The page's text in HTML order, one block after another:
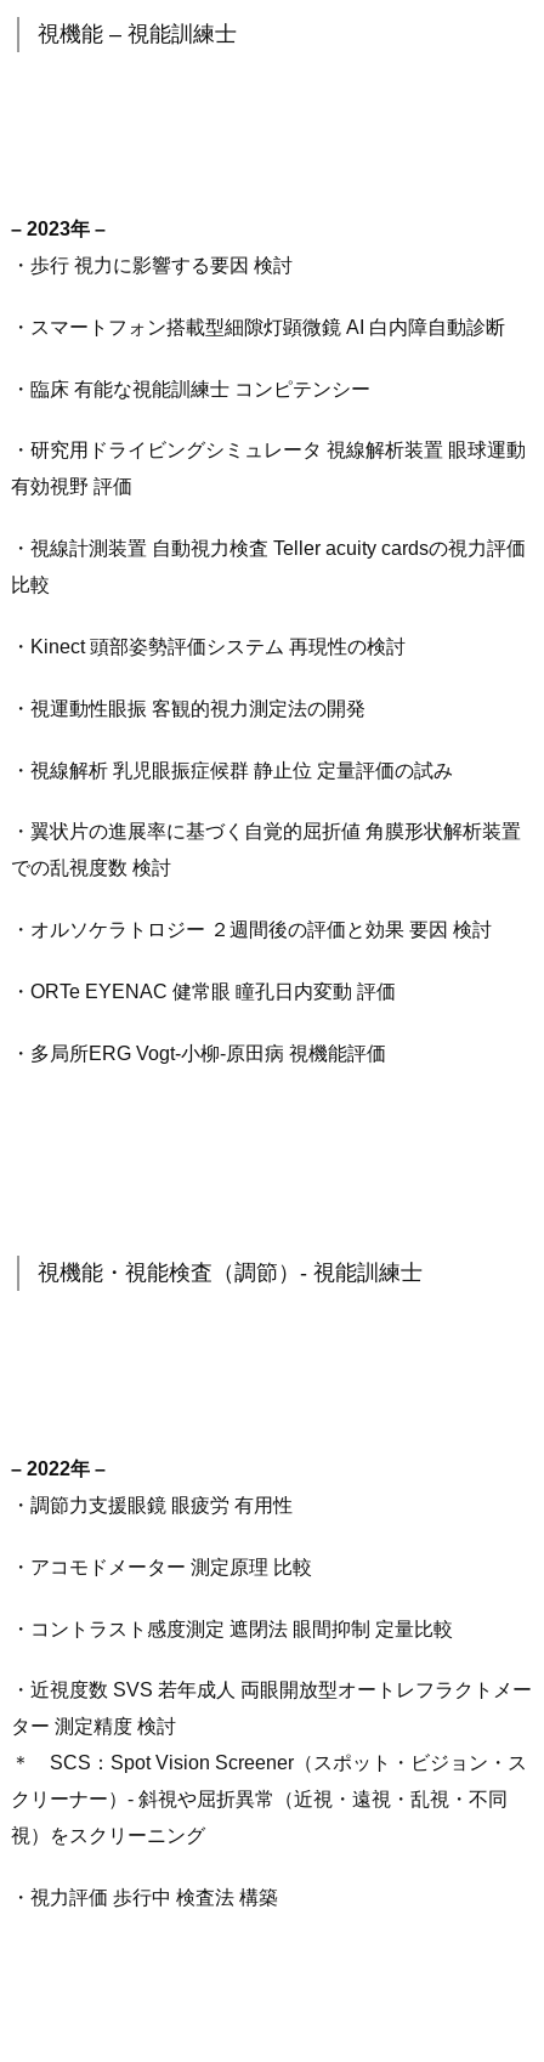
視機能 – 視能訓練士
– 2023年 –
・歩行 視力に影響する要因 検討
・スマートフォン搭載型細隙灯顕微鏡 AI 白内障自動診断
・臨床 有能な視能訓練士 コンピテンシー
・研究用ドライビングシミュレータ 視線解析装置 眼球運動
有効視野 評価
・視線計測装置 自動視力検査 Teller acuity cardsの視力評価
比較
・Kinect 頭部姿勢評価システム 再現性の検討
・視運動性眼振 客観的視力測定法の開発
・視線解析 乳児眼振症候群 静止位 定量評価の試み
・翼状片の進展率に基づく自覚的屈折値 角膜形状解析装置
での乱視度数 検討
・オルソケラトロジー ２週間後の評価と効果 要因 検討
・ORTe EYENAC 健常眼 瞳孔日内変動 評価
・多局所ERG Vogt-小柳-原田病 視機能評価
視機能・視能検査（調節）- 視能訓練士
– 2022年 –
・調節力支援眼鏡 眼疲労 有用性
・アコモドメーター 測定原理 比較
・コントラスト感度測定 遮閉法 眼間抑制 定量比較
・近視度数 SVS 若年成人 両眼開放型オートレフラクトメー
ター 測定精度 検討
＊ SCS：Spot Vision Screener（スポット・ビジョン・ス
クリーナー）- 斜視や屈折異常（近視・遠視・乱視・不同
視）をスクリーニング
・視力評価 歩行中 検査法 構築